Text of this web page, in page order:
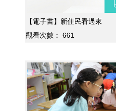
【電子書】新住民看過來
觀看次數：
661